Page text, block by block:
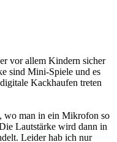
vor allem Kindern sicher
sind Mini-Spiele und es
Kackhaufen treten
wo man in ein Mikrofon so
Lautstärke wird dann in
Leider hab ich nur